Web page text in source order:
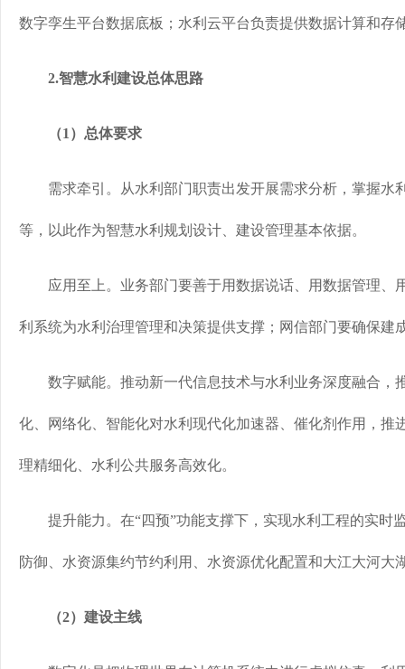
数字孪生平台数据底板；水利云平台负责提供数据计算和存
2.智慧水利建设总体思路
（1）总体要求
需求牵引。从水利部门职责出发开展需求分析，掌握水
等，以此作为智慧水利规划设计、建设管理基本依据。
应用至上。业务部门要善于用数据说话、用数据管理、
利系统为水利治理管理和决策提供支撑；网信部门要确保建
数字赋能。推动新一代信息技术与水利业务深度融合，
化、网络化、智能化对水利现代化加速器、催化剂作用，推
理精细化、水利公共服务高效化。
提升能力。在“四预”功能支撑下，实现水利工程的实时
防御、水资源集约节约利用、水资源优化配置和大江大河大
（2）建设主线